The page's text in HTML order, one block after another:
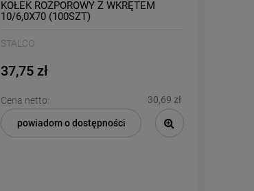
KOŁEK ROZPOROWY Z WKRĘTEM
10/6,0X70 (100SZT)
STALCO
37,75 zł
Cena netto: 30,69 zł
powiadom o dostępności